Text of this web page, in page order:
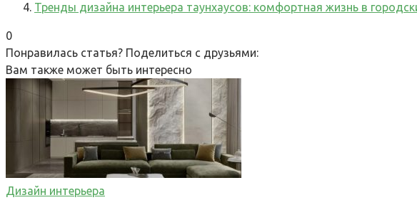
Тренды дизайна интерьера таунхаусов: комфортная жизнь в
0
Понравилась статья? Поделиться с друзьями:
Вам также может быть интересно
Дизайн интерьера